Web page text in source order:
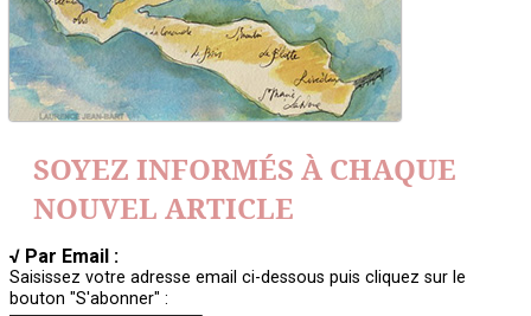
SOYEZ INFORMÉS À CHAQUE
NOUVEL ARTICLE
√ Par Email :
Saisissez votre adresse email ci-dessous puis cliquez sur le
bouton "S'abonner" :